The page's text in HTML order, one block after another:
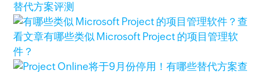
替代方案评测
查
看文章有哪些类似 Microsoft Project 的项目管理软
件？
查